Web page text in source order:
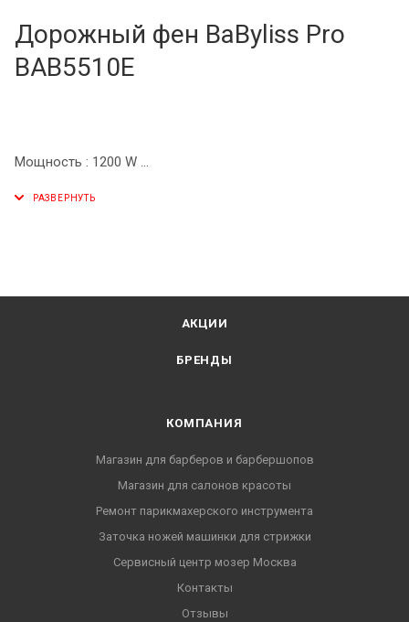
Дорожный фен BaByliss Pro
BAB5510E
Мощность : 1200 W
любую поездку. Профессиональный двигатель
постоянного тока имеет повышенный ресурс работы.
использовать его в любой стране мира! В комплект
АКЦИИ
БРЕНДЫ
КОМПАНИЯ
Магазин для барберов и барбершопов
Магазин для салонов красоты
Ремонт парикмахерского инструмента
Заточка ножей машинки для стрижки
Сервисный центр мозер Москва
Контакты
Отзывы